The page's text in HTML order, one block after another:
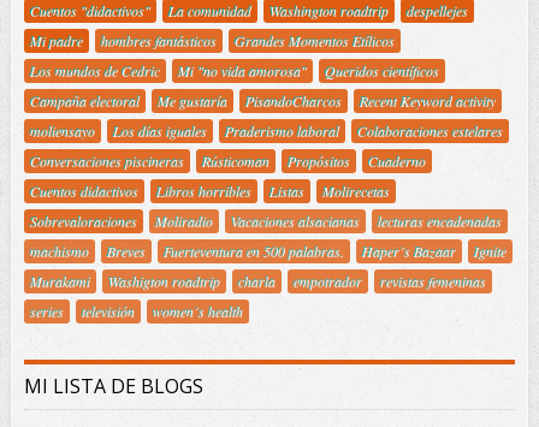
Cuentos "didactivos"
La comunidad Washington roadtrip
despellejes
Mi padre
hombres fantásticos
Grandes Momentos Etílicos
Los mundos de Cedric
Mi "no vida amorosa"
Queridos científicos
Campaña electoral
Me gustaría PisandoCharcos
Recent Keyword activity
moliensayo
Los días iguales Praderismo laboral
Colaboraciones estelares
Conversaciones piscineras
Rústicoman Propósitos
Cuaderno
Cuentos didactivos
Libros horribles Listas
Molirecetas
Sobrevaloraciones
Moliradio Vacaciones alsacianas
lecturas encadenadas
machismo
Breves Fuerteventura en 500 palabras. Haper´s Bazaar
Ignite
Murakami
Washigton roadtrip charla empotrador
revistas femeninas
series
televisión women´s health
MI LISTA DE BLOGS